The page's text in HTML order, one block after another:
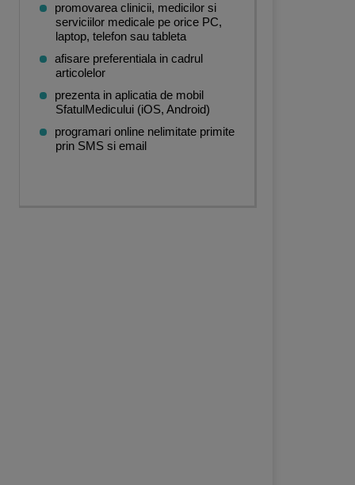
promovarea clinicii, medicilor si
serviciilor medicale pe orice PC,
laptop, telefon sau tableta
afisare preferentiala in cadrul
articolelor
prezenta in aplicatia de mobil
SfatulMedicului (iOS, Android)
programari online nelimitate primite
prin SMS si email